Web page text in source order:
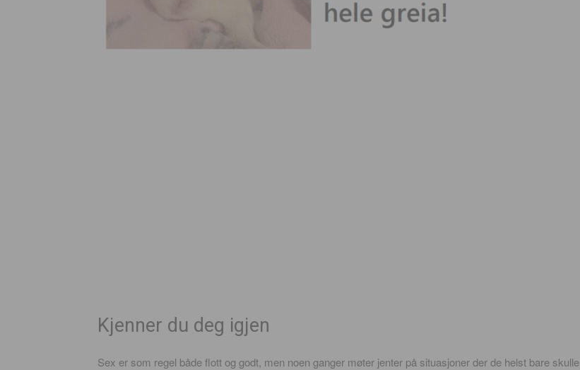
Kjenner du deg igjen
Sex er som regel både flott og godt, men noen ganger møter jenter på situasjoner der de helst bare skulle